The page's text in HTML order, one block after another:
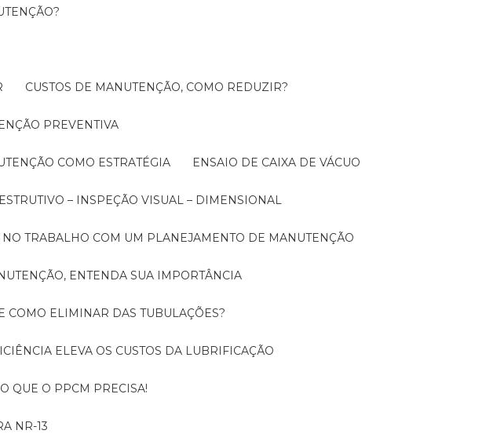
CUSTOS DE MANUTENÇÃO, COMO REDUZIR?
PREVENTIVA
COMO ESTRATÉGIA ENSAIO DE CAIXA DE VÁCUO
– INSPEÇÃO VISUAL – DIMENSIONAL
NO TRABALHO COM UM PLANEJAMENTO DE MANUTENÇÃO
ENTENDA SUA IMPORTÂNCIA
COMO ELIMINAR DAS TUBULAÇÕES?
ELEVA OS CUSTOS DA LUBRIFICAÇÃO
QUE O PPCM PRECISA!
NR-13